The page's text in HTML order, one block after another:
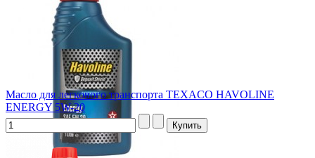
Масло для легкового транспорта TEXACO HAVOLINE
ENERGY 5W-20